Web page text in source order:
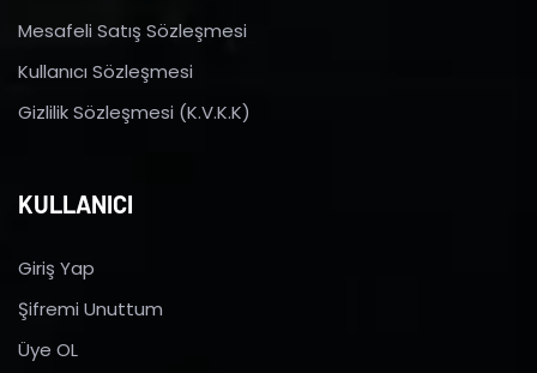
Mesafeli Satış Sözleşmesi
Kullanıcı Sözleşmesi
Gizlilik Sözleşmesi (K.V.K.K)
KULLANICI
Giriş Yap
Şifremi Unuttum
Üye OL